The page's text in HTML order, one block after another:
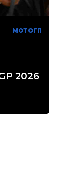
МОТОГП
2026